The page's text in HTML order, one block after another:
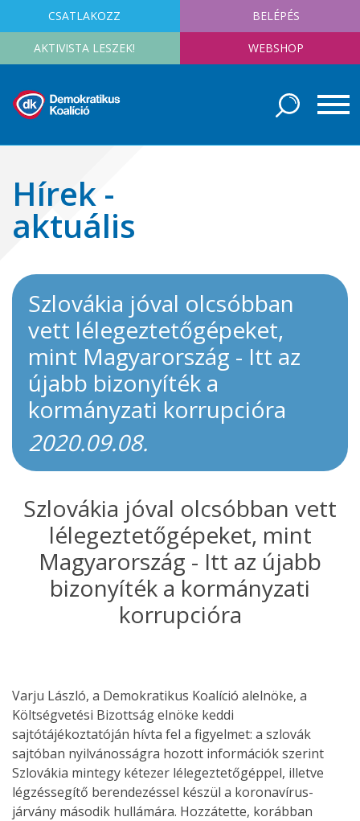
CSATLAKOZZ BELÉPÉS
AKTIVISTA LESZEK! WEBSHOP
Hírek -
aktuális
Szlovákia jóval olcsóbban
vett lélegeztetőgépeket,
mint Magyarország - Itt az
újabb bizonyíték a
kormányzati korrupcióra
2020.09.08.
Szlovákia jóval olcsóbban vett
lélegeztetőgépeket, mint
Magyarország - Itt az újabb
bizonyíték a kormányzati
korrupcióra
Varju László, a Demokratikus Koalíció alelnöke, a
Költségvetési Bizottság elnöke keddi
sajtótájékoztatóján hívta fel a figyelmet: a szlovák
sajtóban nyilvánosságra hozott információk szerint
Szlovákia mintegy kétezer lélegeztetőgéppel, illetve
légzéssegítő berendezéssel készül a koronavírus-
járvány második hullámára. Hozzátette, korábban